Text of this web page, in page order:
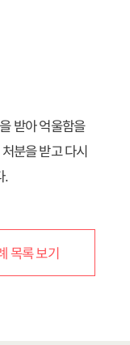
받아 억울함을
분을 받고 다시
.
목록 보기